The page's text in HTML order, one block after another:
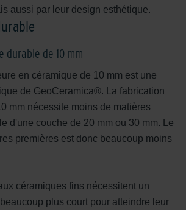
aussi par leur design esthétique.
durable de 10 mm
en céramique de 10 mm est une
de GeoCeramica®. La fabrication
mm nécessite moins de matières
d'une couche de 20 mm ou 30 mm. Le
premières est donc beaucoup moins
céramiques fins nécessitent un
plus court pour atteindre leur